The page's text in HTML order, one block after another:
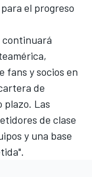
el progreso
continuará
fans y socios en
de
plazo. Las
de clase
y una base